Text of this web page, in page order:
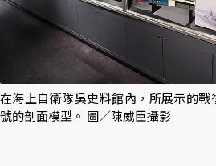
在海上自衛隊吳史料館內，所展示的
號的剖面模型。 圖／陳威臣攝影